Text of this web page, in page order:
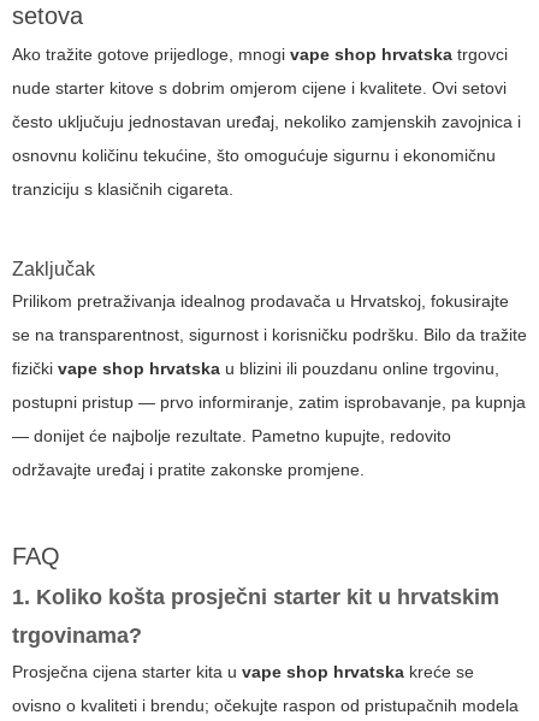
setova
Ako tražite gotove prijedloge, mnogi vape shop hrvatska trgovci
nude starter kitove s dobrim omjerom cijene i kvalitete. Ovi setovi
često uključuju jednostavan uređaj, nekoliko zamjenskih zavojnica i
osnovnu količinu tekućine, što omogućuje sigurnu i ekonomičnu
tranziciju s klasičnih cigareta.
Zaključak
Prilikom pretraživanja idealnog prodavača u Hrvatskoj, fokusirajte
se na transparentnost, sigurnost i korisničku podršku. Bilo da tražite
fizički vape shop hrvatska u blizini ili pouzdanu online trgovinu,
postupni pristup — prvo informiranje, zatim isprobavanje, pa kupnja
— donijet će najbolje rezultate. Pametno kupujte, redovito
održavajte uređaj i pratite zakonske promjene.
FAQ
1. Koliko košta prosječni starter kit u hrvatskim
trgovinama?
Prosječna cijena starter kita u vape shop hrvatska kreće se
ovisno o kvaliteti i brendu; očekujte raspon od pristupačnih modela